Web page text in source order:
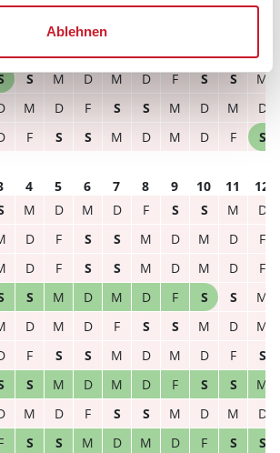
Ablehnen
S M D M D F S S
M
M D F S S M D M
D
F S S M D M D F S
4 5 6 7 8 9 10 11
12
M D M D F S S M
D
D F S S M D M D
F
D F S S M D M D
F
S M D M D F S S
M
D M D F S S M D
M
F S S M D M D F
S
S M D M D F S S
M
M D F S S M D M
D
S S M D M D F S
S